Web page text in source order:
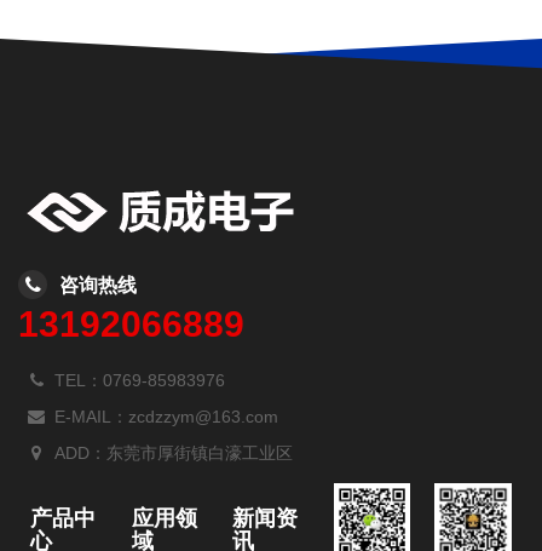
咨询热线
13192066889
TEL：0769-85983976
E-MAIL：zcdzzym@163.com
ADD：东莞市厚街镇白濠工业区
产品中
心
应用领
域
新闻资
讯